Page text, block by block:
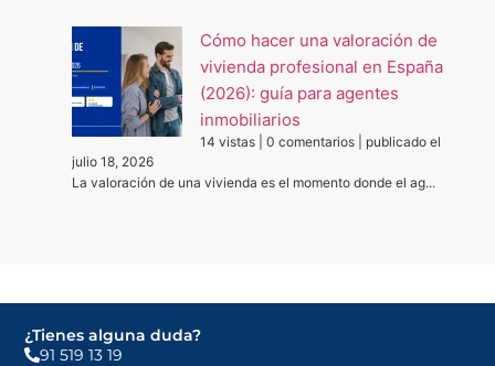
Cómo hacer una valoración de
vivienda profesional en España
(2026): guía para agentes
inmobiliarios
14 vistas 0 comentarios
publicado el
julio 18, 2026
La valoración de una vivienda es el momento donde el ag...
¿Tienes alguna duda?
91 519 13 19